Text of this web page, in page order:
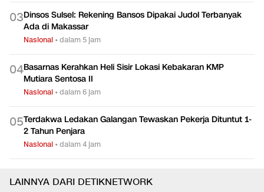
03Dinsos Sulsel: Rekening Bansos Dipakai Judol Terbanyak
Ada di Makassar
Nasional •dalam 5 jam
04Basarnas Kerahkan Heli Sisir Lokasi Kebakaran KMP
Mutiara Sentosa II
Nasional •dalam 6 jam
05Terdakwa Ledakan Galangan Tewaskan Pekerja Dituntut 1-
2 Tahun Penjara
Nasional •dalam 4 jam
LAINNYA DARI DETIKNETWORK